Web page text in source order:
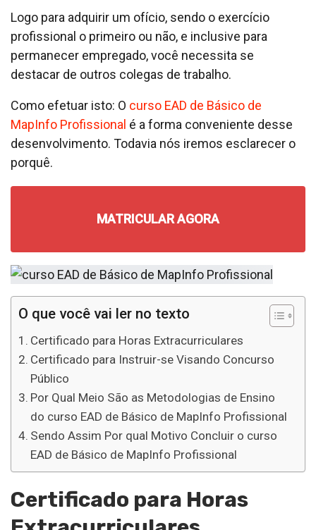
Logo para adquirir um ofício, sendo o exercício
profissional o primeiro ou não, e inclusive para
permanecer empregado, você necessita se
destacar de outros colegas de trabalho.
Como efetuar isto: O curso EAD de Básico de
MapInfo Profissional é a forma conveniente desse
desenvolvimento. Todavia nós iremos esclarecer o
porquê.
MATRICULAR AGORA
O que você vai ler no texto
Certificado para Horas Extracurriculares
Certificado para Instruir-se Visando Concurso
Público
Por Qual Meio São as Metodologias de Ensino
do curso EAD de Básico de MapInfo Profissional
Sendo Assim Por qual Motivo Concluir o curso
EAD de Básico de MapInfo Profissional
Certificado para Horas